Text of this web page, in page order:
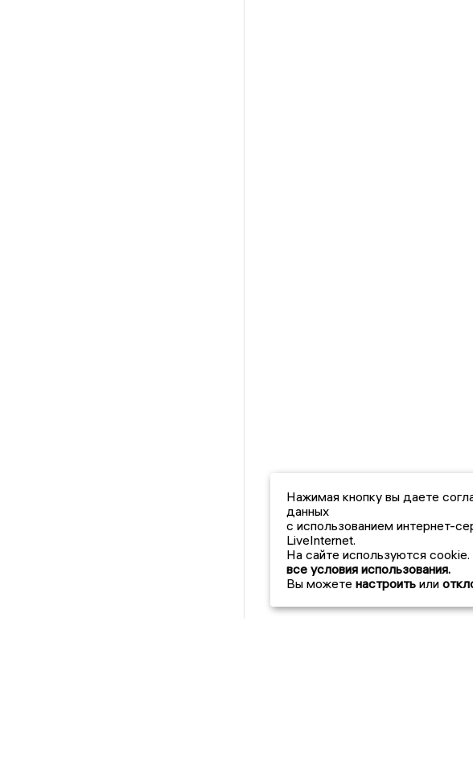
Нажимая кнопку вы даете
данных
с использованием интернет-
LiveInternet.
На сайте используются
все условия использования.
Вы можете настроить или